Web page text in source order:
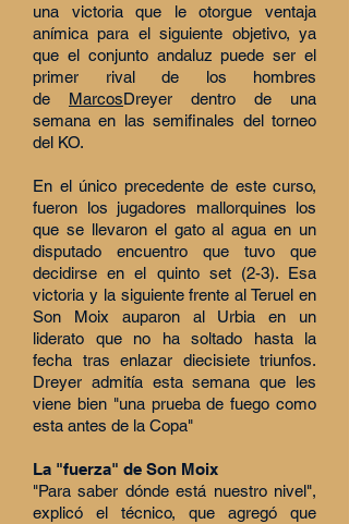
una victoria que le otorgue ventaja
anímica para el siguiente objetivo, ya
que el conjunto andaluz puede ser el
primer rival de los hombres
de MarcosDreyer dentro de una
semana en las semifinales del torneo
del KO.
En el único precedente de este curso,
fueron los jugadores mallorquines los
que se llevaron el gato al agua en un
disputado encuentro que tuvo que
decidirse en el quinto set (2-3). Esa
victoria y la siguiente frente al Teruel en
Son Moix auparon al Urbia en un
liderato que no ha soltado hasta la
fecha tras enlazar diecisiete triunfos.
Dreyer admitía esta semana que les
viene bien "una prueba de fuego como
esta antes de la Copa"
La "fuerza" de Son Moix
"Para saber dónde está nuestro nivel",
explicó el técnico, que agregó que